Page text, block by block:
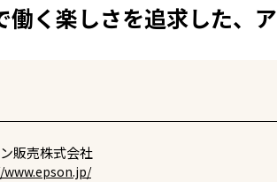
働く楽しさを追求した、
販売株式会社